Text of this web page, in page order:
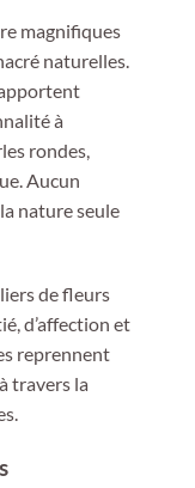
magnifiques
naturelles.
à
rondes,
Aucun
nature seule
de fleurs
d’affection et
reprennent
travers la